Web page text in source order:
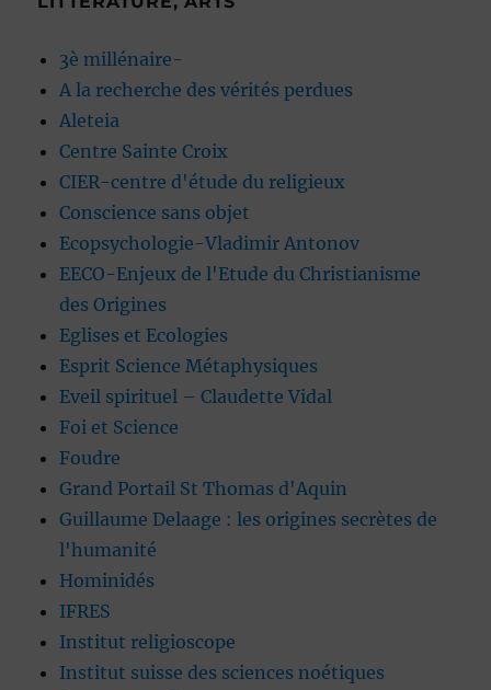
3è millénaire-
A la recherche des vérités perdues
Aleteia
Centre Sainte Croix
CIER-centre d'étude du religieux
Conscience sans objet
Ecopsychologie-Vladimir Antonov
EECO-Enjeux de l'Etude du Christianisme
des Origines
Eglises et Ecologies
Esprit Science Métaphysiques
Eveil spirituel – Claudette Vidal
Foi et Science
Foudre
Grand Portail St Thomas d'Aquin
Guillaume Delaage : les origines secrètes de
l'humanité
Hominidés
IFRES
Institut religioscope
Institut suisse des sciences noétiques